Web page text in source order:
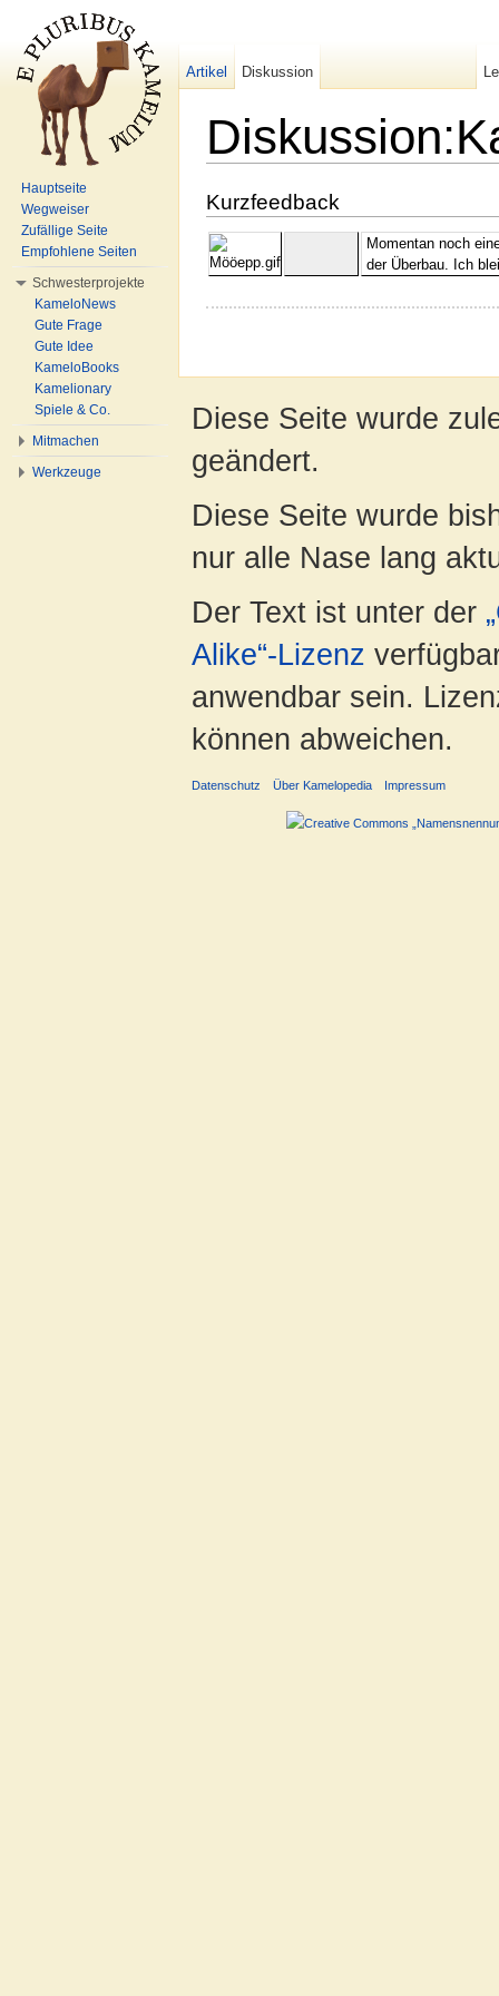
Kurzfeedback
Momentan noch
der Überbau. Ich
Artikel Diskussion
Hauptseite
Wegweiser
Zufällige Seite
Empfohlene Seiten
Schwesterprojekte
KameloNews
Gute Frage
Gute Idee
KameloBooks
Kamelionary
Spiele & Co.
Mitmachen
Werkzeuge
Diese Seite wurde
geändert.
Diese Seite wurde
nur alle Nase lang
Der Text ist unter der
Alike“-Lizenz
anwendbar sein.
können abweichen.
Datenschutz Über Kamelopedia Impressum